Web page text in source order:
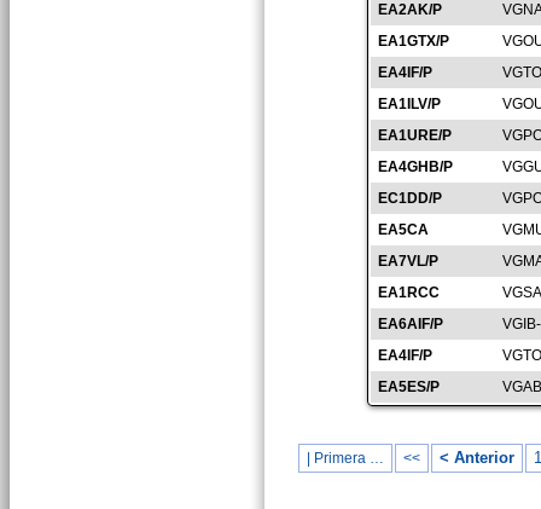
EA2AK/P
EA1GTX/P
EA4IF/P
EA1ILV/P
EA1URE/P
EA4GHB/P
EC1DD/P
EA5CA
EA7VL/P
EA1RCC
EA6AIF/P
EA4IF/P
EA5ES/P
| Primera … << < Anterior